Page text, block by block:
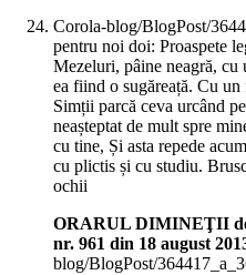
Corola-blog/BlogPost/
pentru noi doi: Proaspete
Mezeluri, pâine neagră, cu
ea fiind o sugăreață. Cu
Simții parcă ceva urcând
neașteptat de mult spre
cu tine, Și asta repede
cu plictis și cu studiu.
ochii
ORARUL DIMINEŢII
nr. 961 din 18 august
blog/BlogPost/